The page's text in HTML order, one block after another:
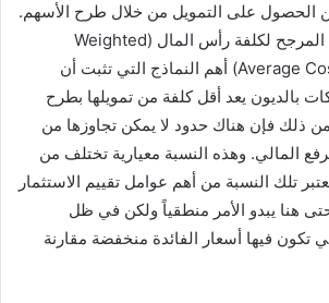
الحصول على التمويل من خلال طرح الأسهم.
ويعد نموذج المتوسط المرجح لكلفة رأس المال (Weighted
Average Cost of Capital Model) أهم النماذج التي تثبت أن
بالديون يعد أقل كلفة من تمويلها بطرح
ذلك فإن هناك حدود لا يمكن تجاوزها من
المالي. وهذه النسبة معيارية تختلف من
تلك النسبة من أهم عوامل تقييم الاستثمار
هنا يبدو الأمر منطقياً ولكن في ظل
تكون فيها أسعار الفائدة منخفضة مقارنة